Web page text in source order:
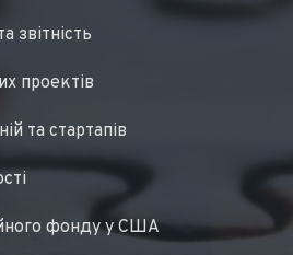
звітність
проектів
та стартапів
фонду у США